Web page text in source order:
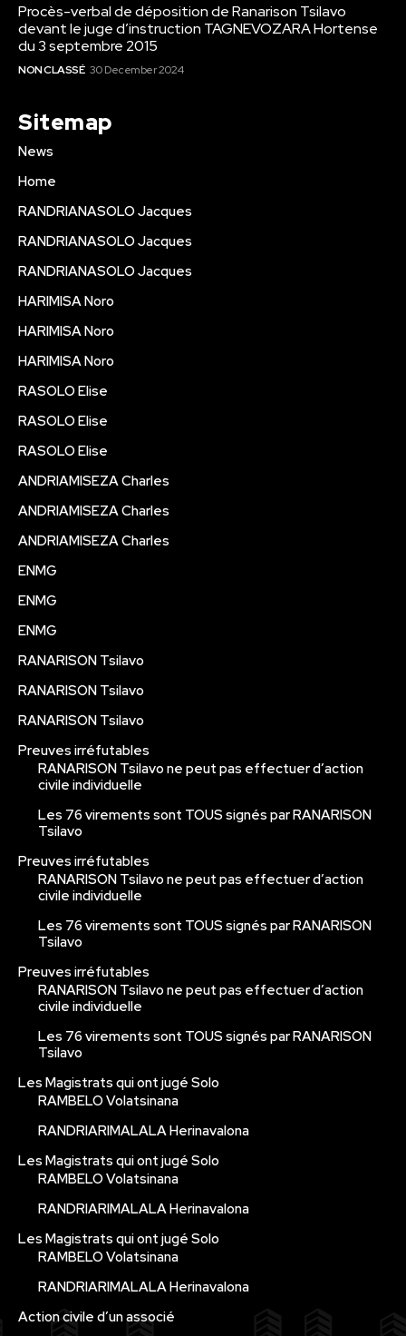
Procès-verbal de déposition de Ranarison Tsilavo
devant le juge d’instruction TAGNEVOZARA Hortense
du 3 septembre 2015
NON CLASSÉ 30 December 2024
Sitemap
News
Home
RANDRIANASOLO Jacques
RANDRIANASOLO Jacques
RANDRIANASOLO Jacques
HARIMISA Noro
HARIMISA Noro
HARIMISA Noro
RASOLO Elise
RASOLO Elise
RASOLO Elise
ANDRIAMISEZA Charles
ANDRIAMISEZA Charles
ANDRIAMISEZA Charles
ENMG
ENMG
ENMG
RANARISON Tsilavo
RANARISON Tsilavo
RANARISON Tsilavo
Preuves irréfutables
RANARISON Tsilavo ne peut pas effectuer d’action
civile individuelle
Les 76 virements sont TOUS signés par RANARISON
Tsilavo
Preuves irréfutables
RANARISON Tsilavo ne peut pas effectuer d’action
civile individuelle
Les 76 virements sont TOUS signés par RANARISON
Tsilavo
Preuves irréfutables
RANARISON Tsilavo ne peut pas effectuer d’action
civile individuelle
Les 76 virements sont TOUS signés par RANARISON
Tsilavo
Les Magistrats qui ont jugé Solo
RAMBELO Volatsinana
RANDRIARIMALALA Herinavalona
Les Magistrats qui ont jugé Solo
RAMBELO Volatsinana
RANDRIARIMALALA Herinavalona
Les Magistrats qui ont jugé Solo
RAMBELO Volatsinana
RANDRIARIMALALA Herinavalona
Action civile d’un associé